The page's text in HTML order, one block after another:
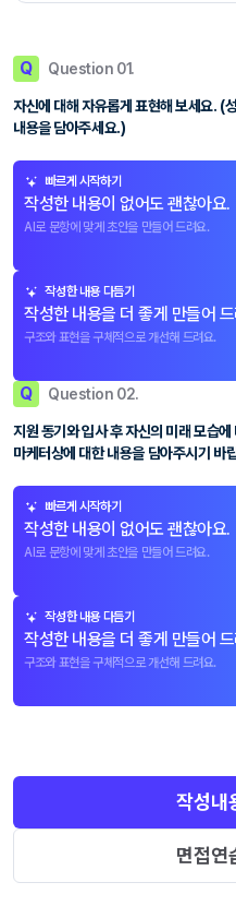
Q Question 01.
자신에 대해 자유롭게 표현해 보세요. (
내용을 담아주세요.)
빠르게 시작하기
작성한 내용이 없어도 괜찮아요.
AI로 문항에 맞게 초안을 만들어 드려요.
작성한 내용 다듬기
작성한 내용을 더 좋게 만들어
구조와 표현을 구체적으로 개선해 드려요.
Q Question 02.
지원 동기와 입사 후 자신의 미래 모습
마케터상에 대한 내용을 담아주시기 바
빠르게 시작하기
작성한 내용이 없어도 괜찮아요.
AI로 문항에 맞게 초안을 만들어 드려요.
작성한 내용 다듬기
작성한 내용을 더 좋게 만들어
구조와 표현을 구체적으로 개선해 드려요.
작성내
면접연